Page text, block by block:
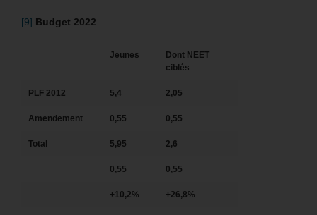
[9] Budget 2022
Jeunes
Dont NEET
ciblés
PLF 2012 5,4 2,05
Amendement 0,55 0,55
Total 5,95 2,6
0,55 0,55
+10,2% +26,8%